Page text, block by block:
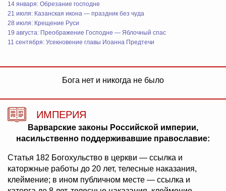
14 января: Обрезание господне
21 июля: Казанская икона — праздник без чуда
28 июля: Крещение Руси
19 августа: Преображение Господне — Яблочный спас
11 сентября: Усекновение главы Иоанна Предтечи
Бога нет и никогда не было
ИМПЕРИЯ
Варварские законы Российской империи,
насильственно поддерживавшие православие:
Статья 182 Богохульство в церкви — ссылка и
каторжные работы до 20 лет, телесные наказания,
клеймение; в ином публичном месте — ссылка и